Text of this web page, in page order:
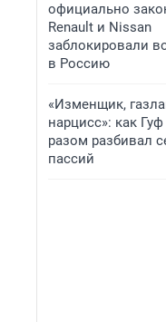
официально
Renault и Nissan
заблокировали
в Россию
«Изменщик,
нарцисс»: как
разом разбивал
пассий